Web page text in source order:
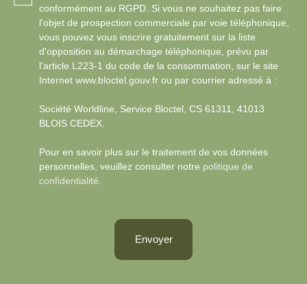
conformément au RGPD. Si vous ne souhaitez pas faire
l'objet de prospection commerciale par voie téléphonique,
vous pouvez vous inscrire gratuitement sur la liste
d'opposition au démarchage téléphonique, prévu par
l'article L223-1 du code de la consommation, sur le site
Internet www.bloctel.gouv.fr ou par courrier adressé à :
Société Worldline, Service Bloctel, CS 61311, 41013
BLOIS CEDEX.
Pour en savoir plus sur le traitement de vos données
personnelles, veuillez consulter notre politique de
confidentialité
Envoyer